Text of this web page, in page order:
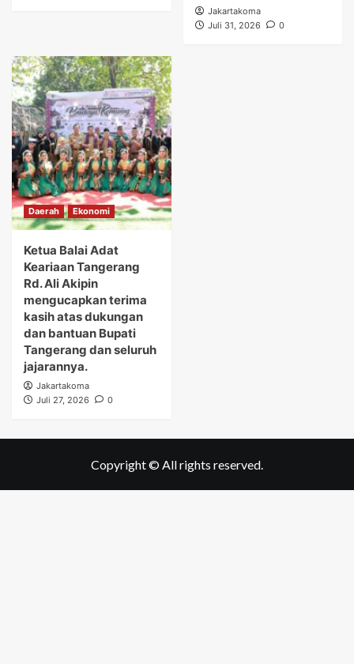
Jakartakoma
Juli 31, 2026
0
Daerah Ekonomi
Ketua Balai Adat
Keariaan Tangerang
Rd. Ali Akipin
mengucapkan terima
kasih atas dukungan
dan bantuan Bupati
Tangerang dan seluruh
jajarannya.
Jakartakoma
Juli 27, 2026
0
Copyright © All rights reserved.